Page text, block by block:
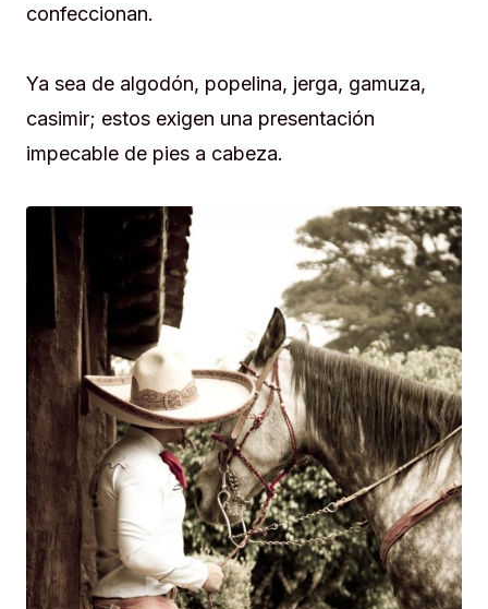
confeccionan.
Ya sea de algodón, popelina, jerga, gamuza,
casimir; estos exigen una presentación
impecable de pies a cabeza.